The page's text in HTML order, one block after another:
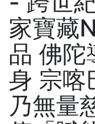
家寶藏
品 佛陀
身 宗喀
乃無量